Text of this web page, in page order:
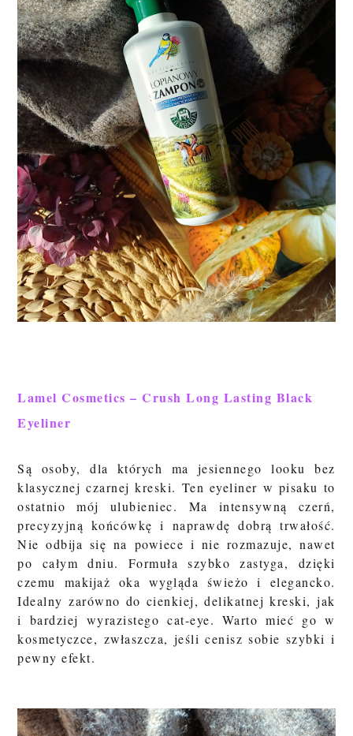
Lamel Cosmetics – Crush Long Lasting Black
Eyeliner
Są osoby, dla których ma jesiennego looku bez
klasycznej czarnej kreski. Ten eyeliner w pisaku to
ostatnio mój ulubieniec. Ma intensywną czerń,
precyzyjną końcówkę i naprawdę dobrą trwałość.
Nie odbija się na powiece i nie rozmazuje, nawet
po całym dniu. Formuła szybko zastyga, dzięki
czemu makijaż oka wygląda świeżo i elegancko.
Idealny zarówno do cienkiej, delikatnej kreski, jak
i bardziej wyrazistego cat-eye. Warto mieć go w
kosmetyczce, zwłaszcza, jeśli cenisz sobie szybki i
pewny efekt.